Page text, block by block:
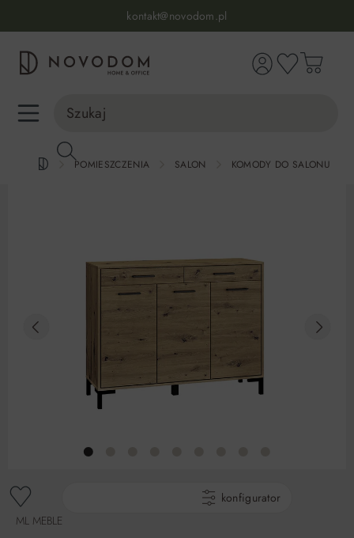
kontakt@novodom.pl
Dostawa z wniesieniem
30 dni na zwrot lub wymianę
98% zadowolonych klientów
POMIESZCZENIA SALON KOMODY DO SALONU
ML MEBLE
konfigurator